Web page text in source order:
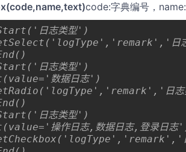
code:字典编号，
日志类型')
日
日志类型')
数据日志')
日志类型')
操作日志,数据日志,登录日